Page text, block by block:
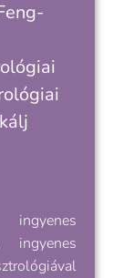
ingyenes